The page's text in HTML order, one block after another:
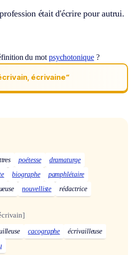
était d'écrire pour autrui.
du mot psychotonique?
écrivaine“
poétesse
dramaturge
biographe
pamphlétaire
nouvelliste
rédactrice
cacographe
écrivailleuse